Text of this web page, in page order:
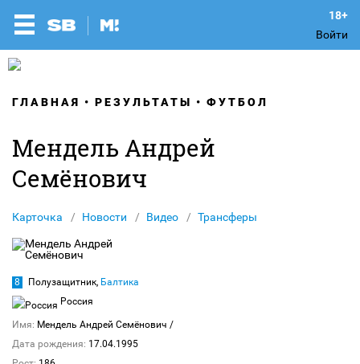
Войти
ГЛАВНАЯ РЕЗУЛЬТАТЫ ФУТБОЛ
Мендель Андрей
Семёнович
Карточка Новости Видео Трансферы
8 Полузащитник, Балтика
Россия
Имя: Мендель Андрей Семёнович /
Дата рождения: 17.04.1995